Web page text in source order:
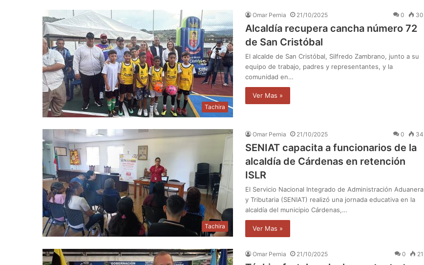
Tachira
Omar Pernia 21/10/2025 0 30
Alcaldía recupera cancha número 72
de San Cristóbal
​El alcalde de San Cristóbal, Silfredo Zambrano, junto a su
equipo de trabajo, padres y representantes, y la
comunidad en…
Ver Mas »
Tachira
Omar Pernia 21/10/2025 0 34
SENIAT capacita a funcionarios de la
alcaldía de Cárdenas en retención
ISLR
El Servicio Nacional Integrado de Administración Aduanera
y Tributaria (SENIAT) realizó una jornada educativa en la
alcaldía del municipio Cárdenas,…
Ver Mas »
Omar Pernia 21/10/2025 0 21